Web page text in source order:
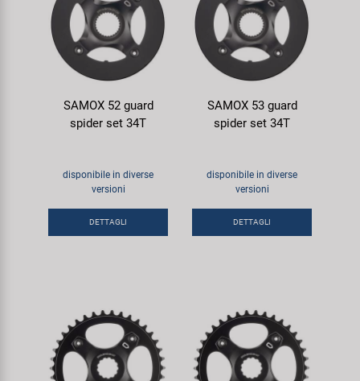
SAMOX 52 guard
spider set 34T
disponibile in diverse
versioni
DETTAGLI
SAMOX 53 guard
spider set 34T
disponibile in diverse
versioni
DETTAGLI